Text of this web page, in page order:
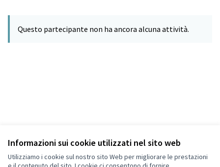
Informazioni sui cookie utilizzati nel sito web
Utilizziamo i cookie sul nostro sito Web per migliorare le prestazioni
Questo partecipante non ha ancora alcuna attività.
Termini di servizio
Impostazioni dei cookie